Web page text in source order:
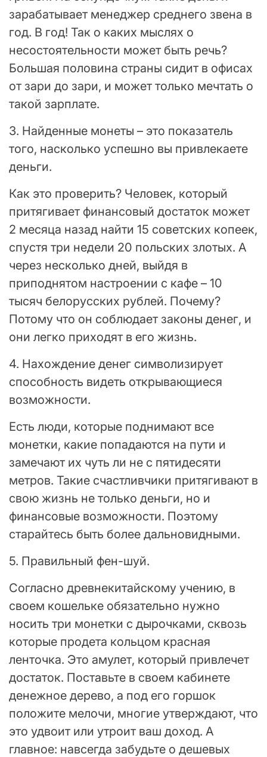
зарабатывает менеджер среднего звена в
год. В год! Так о каких мыслях о
несостоятельности может быть речь?
Большая половина страны сидит в офисах
от зари до зари, и может только мечтать о
такой зарплате.
3. Найденные монеты – это показатель
того, насколько успешно вы привлекаете
деньги.
Как это проверить? Человек, который
притягивает финансовый достаток может
2 месяца назад найти 15 советских копеек,
спустя три недели 20 польских злотых. А
через несколько дней, выйдя в
приподнятом настроении с кафе – 10
тысяч белорусских рублей. Почему?
Потому что он соблюдает законы денег, и
они легко приходят в его жизнь.
4. Нахождение денег символизирует
способность видеть открывающиеся
возможности.
Есть люди, которые поднимают все
монетки, какие попадаются на пути и
замечают их чуть ли не с пятидесяти
метров. Такие счастливчики притягивают в
свою жизнь не только деньги, но и
финансовые возможности. Поэтому
старайтесь быть более дальновидными.
5. Правильный фен-шуй.
Согласно древнекитайскому учению, в
своем кошельке обязательно нужно
носить три монетки с дырочками, сквозь
которые продета кольцом красная
ленточка. Это амулет, который привлечет
достаток. Поставьте в своем кабинете
денежное дерево, а под его горшок
положите мелочи, многие утверждают, что
это удвоит или утроит ваш доход. А
главное: навсегда забудьте о дешевых